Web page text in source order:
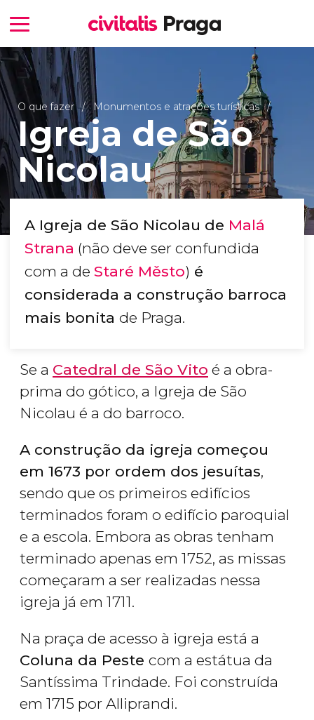
O que fazer Monumentos e atrações turísticas
Igreja de São
Nicolau
A Igreja de São Nicolau de Malá
Strana (não deve ser confundida
com a de Staré Město) é
considerada a construção barroca
mais bonita de Praga.
Se a Catedral de São Vito é a obra-
prima do gótico, a Igreja de São
Nicolau é a do barroco.
A construção da igreja começou
em 1673 por ordem dos jesuítas,
sendo que os primeiros edifícios
terminados foram o edifício paroquial
e a escola. Embora as obras tenham
terminado apenas em 1752, as missas
começaram a ser realizadas nessa
igreja já em 1711.
Na praça de acesso à igreja está a
Coluna da Peste com a estátua da
Santíssima Trindade. Foi construída
em 1715 por Alliprandi.